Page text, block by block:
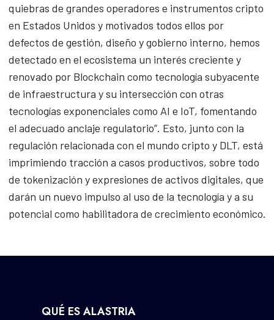
quiebras de grandes operadores e instrumentos cripto
en Estados Unidos y motivados todos ellos por
defectos de gestión, diseño y gobierno interno, hemos
detectado en el ecosistema un interés creciente y
renovado por Blockchain como tecnología subyacente
de infraestructura y su intersección con otras
tecnologías exponenciales como AI e IoT, fomentando
el adecuado anclaje regulatorio”. Esto, junto con la
regulación relacionada con el mundo cripto y DLT, está
imprimiendo tracción a casos productivos, sobre todo
de tokenización y expresiones de activos digitales, que
darán un nuevo impulso al uso de la tecnología y a su
potencial como habilitadora de crecimiento económico.
QUÉ ES ALASTRIA